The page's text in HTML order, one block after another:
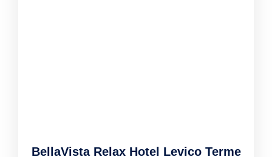
BellaVista Relax Hotel Levico Terme